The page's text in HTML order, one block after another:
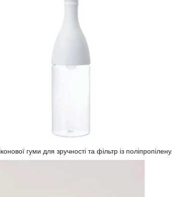
гуми для зручності та фільтр із поліпропілену.